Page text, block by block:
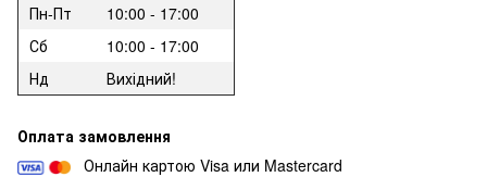
Пн-Пт
10:00 - 17:00
Сб
10:00 - 17:00
Нд
Вихідний!
Оплата замовлення
Онлайн картою Visa или Mastercard